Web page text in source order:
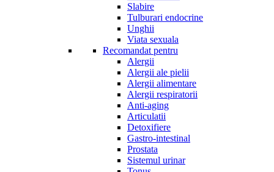
Slabire
Tulburari endocrine
Unghii
Viata sexuala
Recomandat pentru
Alergii
Alergii ale pielii
Alergii alimentare
Alergii respiratorii
Anti-aging
Articulatii
Detoxifiere
Gastro-intestinal
Prostata
Sistemul urinar